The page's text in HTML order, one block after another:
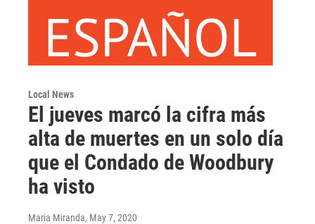
Local News
El jueves marcó la cifra más
alta de muertes en un solo día
que el Condado de Woodbury
ha visto
Maria Miranda, May 7, 2020